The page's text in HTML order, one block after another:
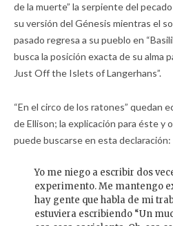
de la muerte” la serpiente del
su versión del Génesis mientras el
pasado regresa a su pueblo en
busca la posición exacta de su alma
Just Off the Islets of Langerhans”.
“En el circo de los ratones” quedan
de Ellison; la explicación para éste y
puede buscarse en esta declaración:
Yo me niego a escribir dos
experimento. Me mantengo
hay gente que habla de mi
estuviera escribiendo “Un